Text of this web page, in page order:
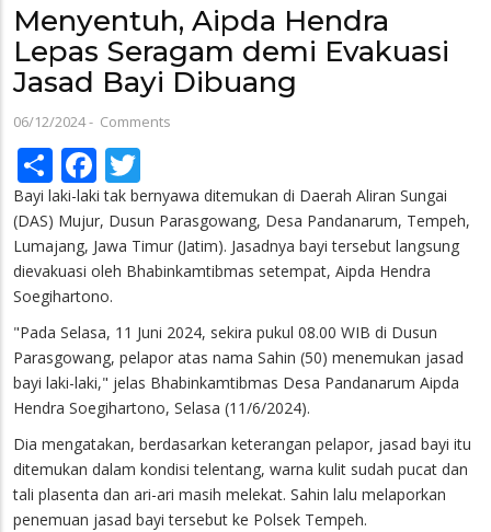
Menyentuh, Aipda Hendra
Lepas Seragam demi Evakuasi
Jasad Bayi Dibuang
06/12/2024- Comments
ShareFacebook
Bayi laki-laki tak bernyawa ditemukan di Daerah Aliran Sungai
(DAS) Mujur, Dusun Parasgowang, Desa Pandanarum, Tempeh,
Lumajang, Jawa Timur (Jatim). Jasadnya bayi tersebut langsung
dievakuasi oleh Bhabinkamtibmas setempat, Aipda Hendra
Soegihartono.
"Pada Selasa, 11 Juni 2024, sekira pukul 08.00 WIB di Dusun
Parasgowang, pelapor atas nama Sahin (50) menemukan jasad
bayi laki-laki," jelas Bhabinkamtibmas Desa Pandanarum Aipda
Hendra Soegihartono, Selasa (11/6/2024).
Dia mengatakan, berdasarkan keterangan pelapor, jasad bayi itu
ditemukan dalam kondisi telentang, warna kulit sudah pucat dan
tali plasenta dan ari-ari masih melekat. Sahin lalu melaporkan
penemuan jasad bayi tersebut ke Polsek Tempeh.